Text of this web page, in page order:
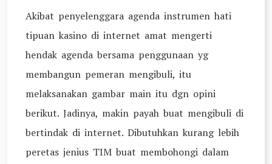
Akibat penyelenggara agenda instrumen hati
tipuan kasino di internet amat mengerti
hendak agenda bersama penggunaan yg
membangun pemeran mengibuli, itu
melaksanakan gambar main itu dgn opini
berikut. Jadinya, makin payah buat mengibuli di
bertindak di internet. Dibutuhkan kurang lebih
peretas jenius TIM buat membohongi dalam